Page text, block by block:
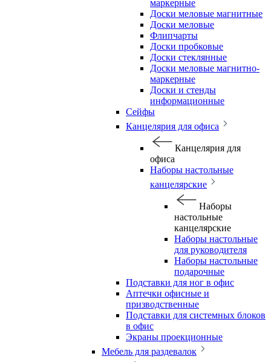
маркерные
Доски меловые магнитные
Доски меловые
Флипчарты
Доски пробковые
Доски стеклянные
Доски меловые магнитно-
маркерные
Доски и стенды
информационные
Сейфы
Канцелярия для офиса
Канцелярия для
офиса
Наборы настольные
канцелярские
Наборы
настольные
канцелярские
Наборы настольные
для руководителя
Наборы настольные
подарочные
Подставки для ног в офис
Аптечки офисные и
призводственные
Подставки для системных блоков
в офис
Экраны проекционные
Мебель для раздевалок